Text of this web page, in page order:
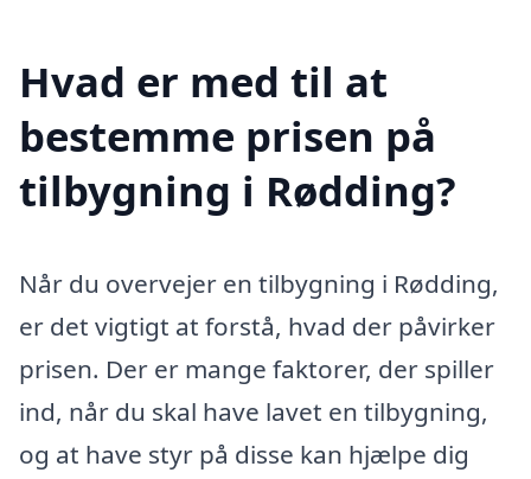
Hvad er med til at
bestemme prisen på
tilbygning i Rødding?
Når du overvejer en tilbygning i Rødding,
er det vigtigt at forstå, hvad der påvirker
prisen. Der er mange faktorer, der spiller
ind, når du skal have lavet en tilbygning,
og at have styr på disse kan hjælpe dig